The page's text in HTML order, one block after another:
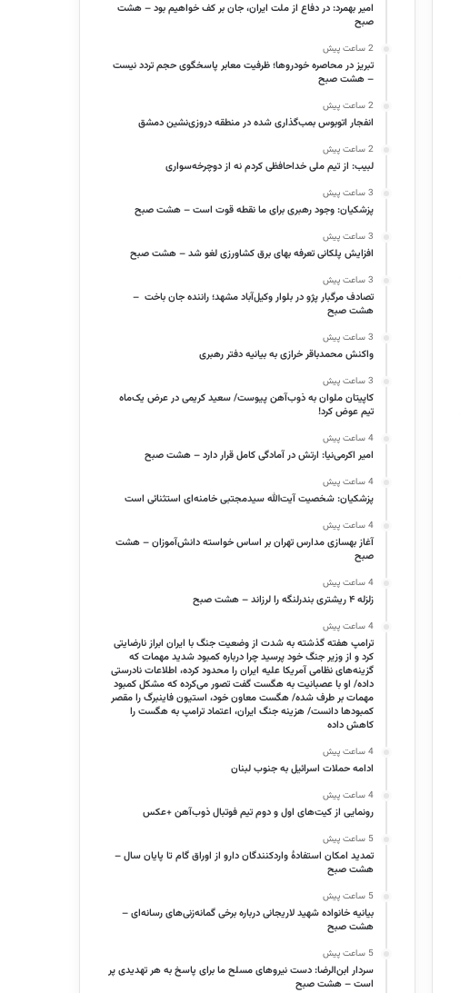
امیر بهمرد: در دفاع از ملت ایران، جان بر کف خواهیم بود – هشت
صبح
2 ساعت پیش
تبریز در محاصره خودروها؛ ظرفیت معابر پاسخگوی حجم تردد نیست
– هشت صبح
2 ساعت پیش
انفجار اتوبوس بمب‌گذاری شده در منطقه دروزی‌نشین دمشق
2 ساعت پیش
لبیب: از تیم ملی خداحافظی کردم نه از دوچرخه‌سواری
3 ساعت پیش
پزشکیان: وجود رهبری برای ما نقطه قوت است – هشت صبح
3 ساعت پیش
افزایش پلکانی تعرفه بهای برق کشاورزی لغو شد – هشت صبح
3 ساعت پیش
تصادف مرگبار پژو در بلوار وکیل‌آباد مشهد؛ راننده جان باخت –
هشت صبح
3 ساعت پیش
واکنش محمدباقر خرازی به بیانیه دفتر رهبری
3 ساعت پیش
کاپیتان ملوان به ذوب‌آهن پیوست/ سعید کریمی در عرض یک‌ماه
تیم عوض کرد!
4 ساعت پیش
امیر اکرمی‌نیا: ارتش در آمادگی کامل قرار دارد – هشت صبح
4 ساعت پیش
پزشکیان: شخصیت آیت‌الله سیدمجتبی خامنه‌ای استثنائی است
4 ساعت پیش
آغاز بهسازی مدارس تهران بر اساس خواسته دانش‌آموزان – هشت
صبح
4 ساعت پیش
زلزله ۴ ریشتری بندرلنگه را لرزاند – هشت صبح
4 ساعت پیش
ترامپ هفته گذشته به شدت از وضعیت جنگ با ایران ابراز نارضایتی
کرد و از وزیر جنگ خود پرسید چرا درباره کمبود شدید مهمات که
گزینه‌های نظامی آمریکا علیه ایران را محدود کرده، اطلاعات نادرستی
داده/ او با عصبانیت به هگست گفت تصور می‌کرده که مشکل کمبود
مهمات بر طرف شده/ هگست معاون خود، استیون فاینبرگ را مقصر
کمبود‌ها دانست/ هزینه جنگ ایران، اعتماد ترامپ به هگست را
کاهش داده
4 ساعت پیش
ادامه حملات اسرائیل به جنوب لبنان
4 ساعت پیش
رونمایی از کیت‌های اول و دوم تیم فوتبال ذوب‌آهن +عکس
5 ساعت پیش
تمدید امکان استفادۀ واردکنندگان دارو از اوراق گام تا پایان سال –
هشت صبح
5 ساعت پیش
بیانیه خانواده شهید لاریجانی درباره برخی گمانه‌زنی‌های رسانه‌ای –
هشت صبح
5 ساعت پیش
سردار ابن‌الرضا: دست نیروهای مسلح ما برای پاسخ به هر تهدیدی پر
است – هشت صبح